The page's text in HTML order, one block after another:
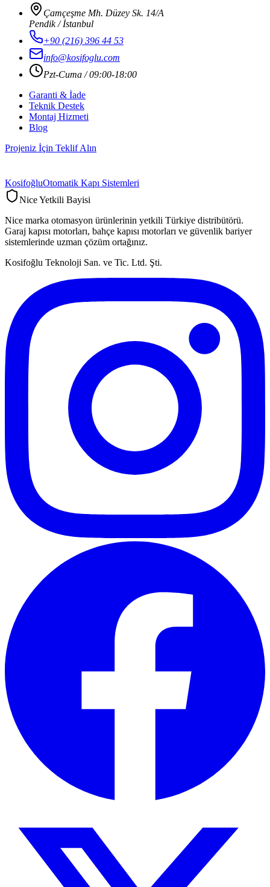
Çamçeşme Mh. Düzey Sk. 14/A
Pendik / İstanbul
+90 (216) 396 44 53
info@kosifoglu.com
Pzt-Cuma / 09:00-18:00
Garanti & İade
Teknik Destek
Montaj Hizmeti
Blog
Projeniz İçin Teklif Alın
KosifoğluOtomatik Kapı Sistemleri
Nice Yetkili Bayisi
Nice marka otomasyon ürünlerinin yetkili Türkiye distribütörü.
Garaj kapısı motorları, bahçe kapısı motorları ve güvenlik bariyer
sistemlerinde uzman çözüm ortağınız.
Kosifoğlu Teknoloji San. ve Tic. Ltd. Şti.